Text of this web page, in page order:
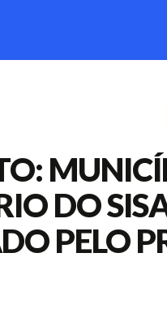
DO
PELO